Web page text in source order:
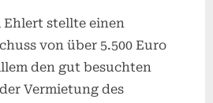
Ehlert stellte einen
von über 5.500 Euro
den gut besuchten
Vermietung des